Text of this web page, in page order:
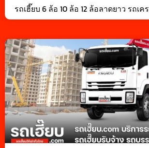
รถเฮี๊ยบ 6 ล้อ 10 ล้อ 12 ล้อลาดยาว รถเคร